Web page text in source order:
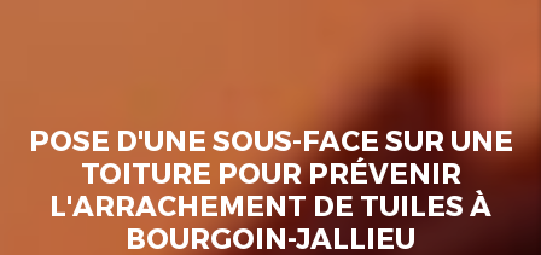
POSE D'UNE SOUS-FACE SUR UNE
TOITURE POUR PRÉVENIR
L'ARRACHEMENT DE TUILES À
BOURGOIN-JALLIEU